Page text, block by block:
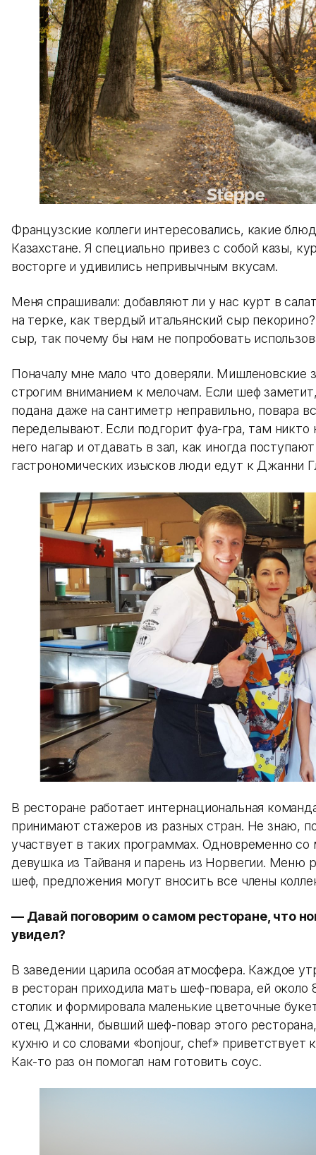
Французские коллеги интересовались, какие
Казахстане. Я специально привез с собой казы,
восторге и удивились непривычным вкусам.
Меня спрашивали: добавляют ли у нас курт в
на терке, как твердый итальянский сыр
сыр, так почему бы нам не попробовать
Поначалу мне мало что доверяли. Мишленовские
строгим вниманием к мелочам. Если шеф
подана даже на сантиметр неправильно, повара
переделывают. Если подгорит фуа-гра, там никто
него нагар и отдавать в зал, как иногда
гастрономических изысков люди едут к Джанни
В ресторане работает интернациональная
принимают стажеров из разных стран. Не знаю,
участвует в таких программах. Одновременно со
девушка из Тайваня и парень из Норвегии. Меню
шеф, предложения могут вносить все члены
— Давай поговорим о самом ресторане, что
увидел?
В заведении царила особая атмосфера. Каждое
в ресторан приходила мать шеф-повара, ей около
столик и формировала маленькие цветочные
отец Джанни, бывший шеф-повар этого
кухню и со словами «bonjour, chef» приветствует
Как-то раз он помогал нам готовить соус.